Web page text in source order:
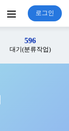
로그인
596
대기(분류작업)